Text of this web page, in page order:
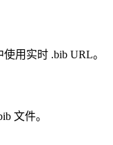
用实时 .bib URL。
文件。